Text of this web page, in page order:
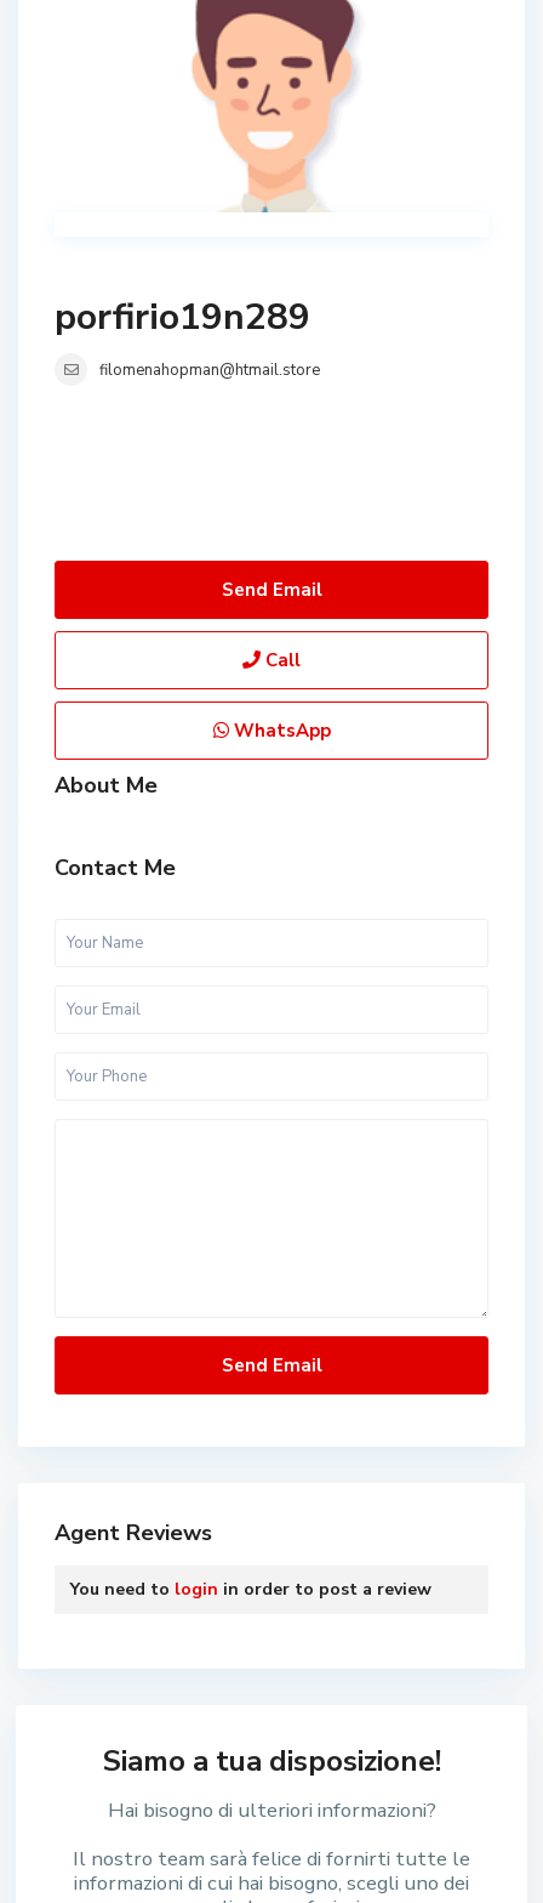
porfirio19n289
filomenahopman@htmail.store
Send Email
Call
WhatsApp
About Me
Contact Me
Agent Reviews
You need to login in order to post a review
Siamo a tua disposizione!
Hai bisogno di ulteriori informazioni?
Il nostro team sarà felice di fornirti tutte le
informazioni di cui hai bisogno, scegli uno dei